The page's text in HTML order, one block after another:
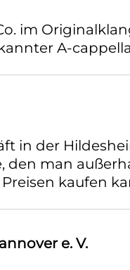
im
A-
in der
den man
kaufen
e. V.